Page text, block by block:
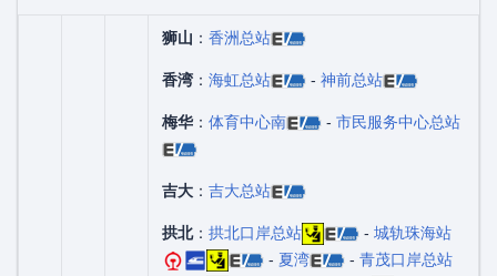
狮山 ： 香洲总站
香湾 ： 海虹总站 - 神前总站
梅华： 体育中心南 - 市民服务中心总站
吉大 ： 吉大总站
拱北： 拱北口岸总站 - 城轨珠海站
- 夏湾 - 青茂口岸总站